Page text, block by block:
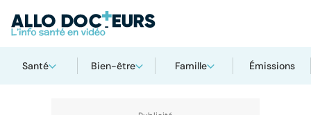
Santé Bien-être Famille Émissions